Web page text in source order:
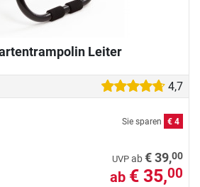
Leiter
4,7
Sie sparen € 4
UVP ab€ 39,00
ab € 35,00